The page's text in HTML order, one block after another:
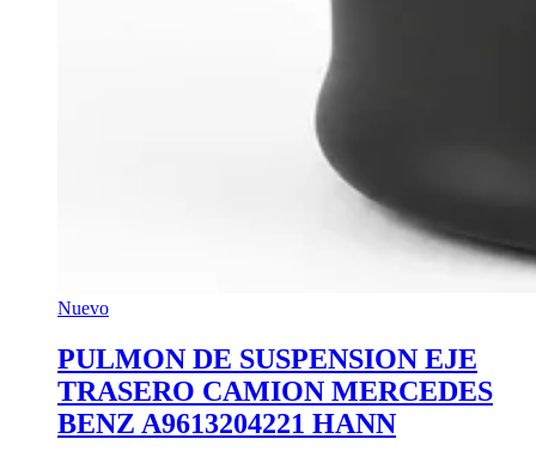
Nuevo
PULMON DE SUSPENSION EJE
TRASERO CAMION MERCEDES
BENZ A9613204221 HANN